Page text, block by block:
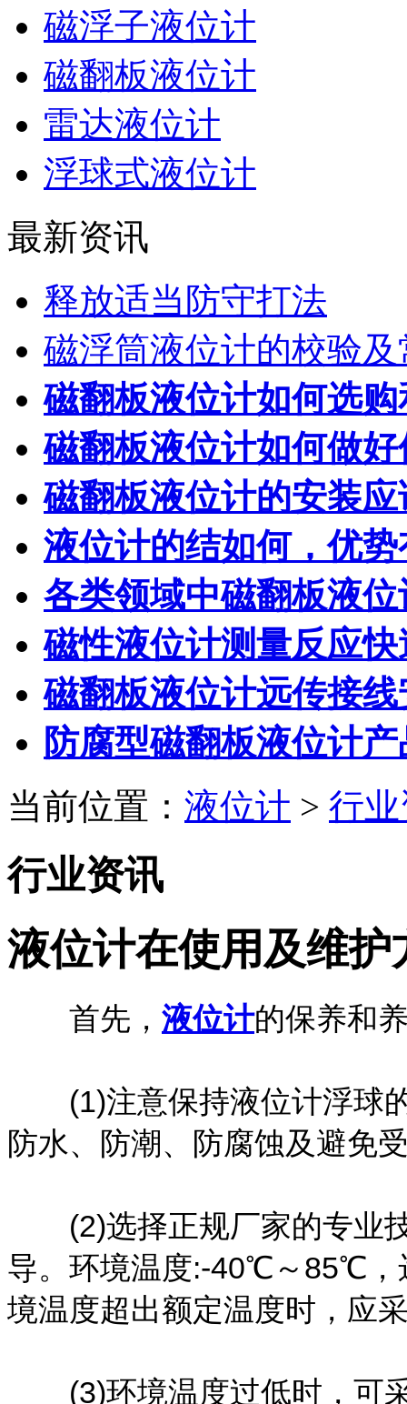
磁浮子液位计
磁翻板液位计
雷达液位计
浮球式液位计
最新资讯
释放适当防守打法
磁浮筒液位计的校验
磁翻板液位计如何选
磁翻板液位计如何做
磁翻板液位计的安装
液位计的结如何，优
各类领域中磁翻板液
磁性液位计测量反应
磁翻板液位计远传接
防腐型磁翻板液位计
当前位置： 液位计 > 行
行业资讯
液位计在使用及维
首先， 液位计的保养和
(1)注意保持液位计浮球的
防水、防潮、防腐蚀及避免
(2)选择正规厂家的专业技
导。环境温度:-40℃～85℃，
境温度超出额定温度时，应
(3)环境温度过低时，可采